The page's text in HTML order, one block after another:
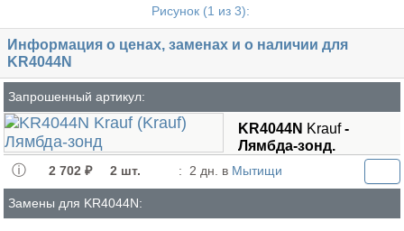
Рисунок (1 из 3):
Информация о ценах, заменах и о наличии для
KR4044N
Запрошенный артикул:
KR4044N Krauf-
Лямбда-зонд.
2 702 ₽ 2 шт. : 2 дн. в Мытищи
Замены для KR4044N: